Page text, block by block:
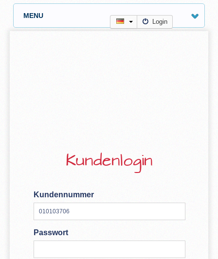
MENU
Login
Kundenlogin
Kundennummer
Passwort